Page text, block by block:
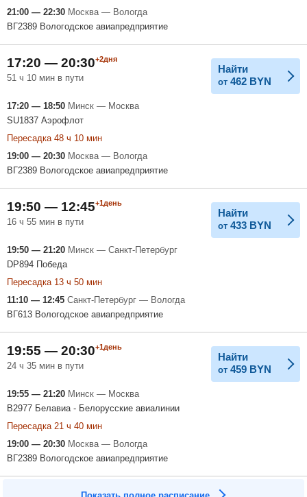
21:00 — 22:30 Москва — Вологда
ВГ2389 Вологодское авиапредприятие
17:20 — 20:30+2дня
51 ч 10 мин в пути
Найти
от 462 BYN
17:20 — 18:50 Минск — Москва
SU1837 Аэрофлот
Пересадка 48 ч 10 мин
19:00 — 20:30 Москва — Вологда
ВГ2389 Вологодское авиапредприятие
19:50 — 12:45+1день
16 ч 55 мин в пути
Найти
от 433 BYN
19:50 — 21:20 Минск — Санкт-Петербург
DP894 Победа
Пересадка 13 ч 50 мин
11:10 — 12:45 Санкт-Петербург — Вологда
ВГ613 Вологодское авиапредприятие
19:55 — 20:30+1день
24 ч 35 мин в пути
Найти
от 459 BYN
19:55 — 21:20 Минск — Москва
B2977 Белавиа - Белорусские авиалинии
Пересадка 21 ч 40 мин
19:00 — 20:30 Москва — Вологда
ВГ2389 Вологодское авиапредприятие
Показать полное расписание